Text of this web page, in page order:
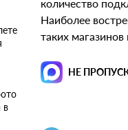
в
Наиболее
таких
НЕ